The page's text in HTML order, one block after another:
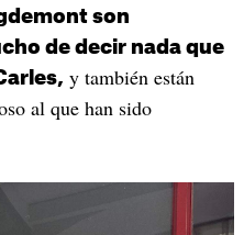
son
de decir nada que
y también están
al que han sido